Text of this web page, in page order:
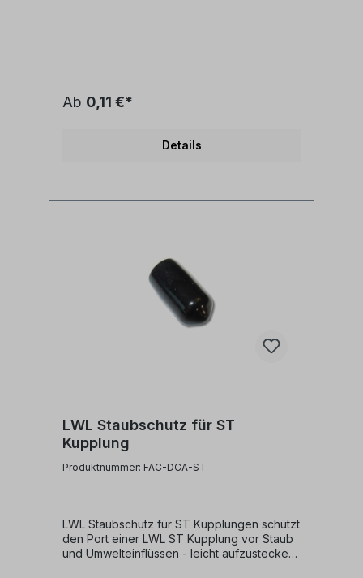
Ab 0,11 €*
Details
LWL Staubschutz für ST
Kupplung
Produktnummer: FAC-DCA-ST
LWL Staubschutz für ST Kupplungen schützt
den Port einer LWL ST Kupplung vor Staub
und Umwelteinflüssen - leicht aufzustecken